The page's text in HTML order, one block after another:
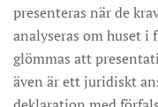
presenteras när de
analyseras om huset i
glömmas att
även är ett juridiskt